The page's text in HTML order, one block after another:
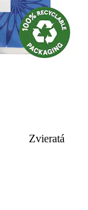
Zvieratá